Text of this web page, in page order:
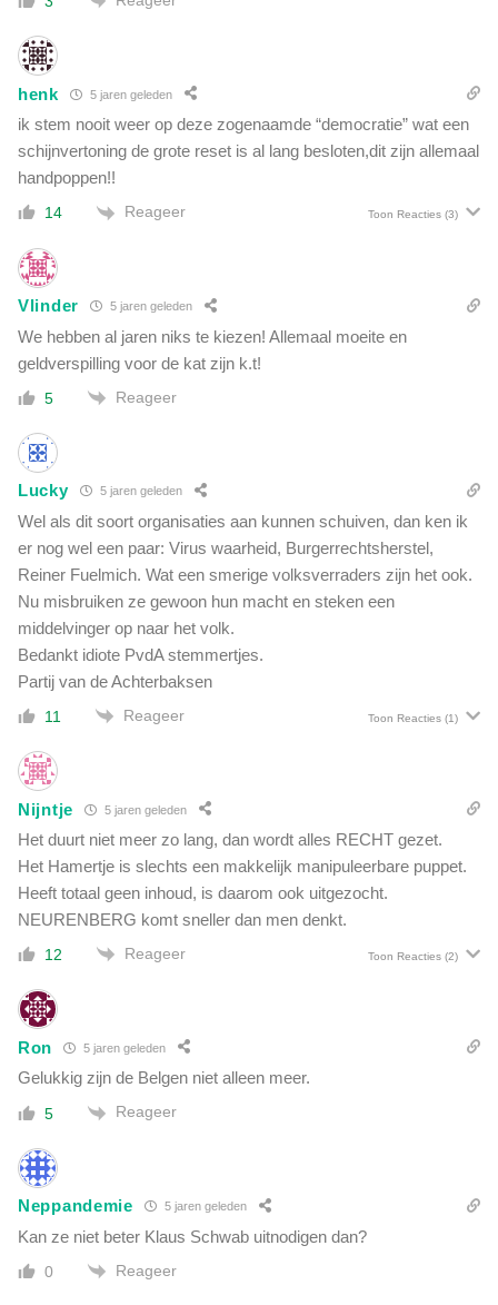
henk 5 jaren geleden
ik stem nooit weer op deze zogenaamde “democratie” wat een
schijnvertoning de grote reset is al lang besloten,dit zijn allemaal
handpoppen!!
14 Reageer Toon Reacties (3)
Vlinder 5 jaren geleden
We hebben al jaren niks te kiezen! Allemaal moeite en
geldverspilling voor de kat zijn k.t!
5 Reageer
Lucky 5 jaren geleden
Wel als dit soort organisaties aan kunnen schuiven, dan ken ik
er nog wel een paar: Virus waarheid, Burgerrechtsherstel,
Reiner Fuelmich. Wat een smerige volksverraders zijn het ook.
Nu misbruiken ze gewoon hun macht en steken een
middelvinger op naar het volk.
Bedankt idiote PvdA stemmertjes.
Partij van de Achterbaksen
11 Reageer Toon Reacties (1)
Nijntje 5 jaren geleden
Het duurt niet meer zo lang, dan wordt alles RECHT gezet.
Het Hamertje is slechts een makkelijk manipuleerbare puppet.
Heeft totaal geen inhoud, is daarom ook uitgezocht.
NEURENBERG komt sneller dan men denkt.
12 Reageer Toon Reacties (2)
Ron 5 jaren geleden
Gelukkig zijn de Belgen niet alleen meer.
5 Reageer
Neppandemie 5 jaren geleden
Kan ze niet beter Klaus Schwab uitnodigen dan?
0 Reageer